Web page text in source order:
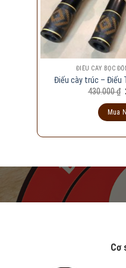
ĐIẾU CÀY BỌC
Điếu cày trúc – Điếu
430.000₫
Mua
Cơ sở chính: